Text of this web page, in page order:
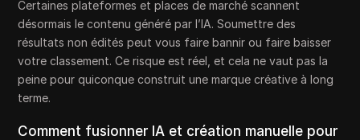
Certaines plateformes et places de marché scannent
désormais le contenu généré par l’IA. Soumettre des
résultats non édités peut vous faire bannir ou faire baisser
votre classement. Ce risque est réel, et cela ne vaut pas la
peine pour quiconque construit une marque créative à long
terme.
Comment fusionner IA et création manuelle pour